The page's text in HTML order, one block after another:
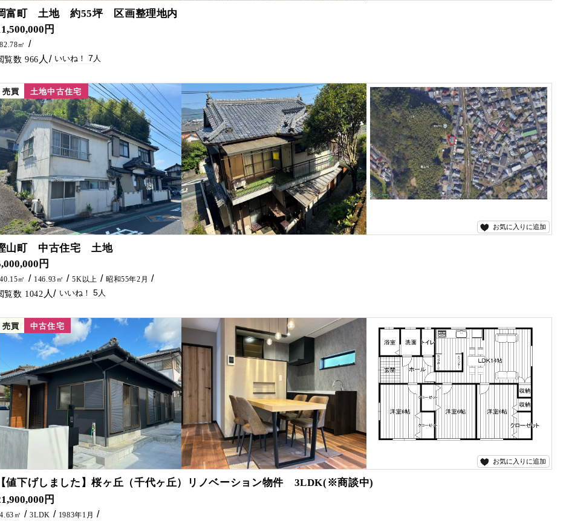
7
富町 土地 約55坪 区画整理地内
円
㎡
966 7
売買 土地中古住宅
お気に入りに追加
5
山町 中古住宅 土地
円
㎡ 146.93㎡ 5K以上 昭和55年2月
1042 5
売買
値下げ 中古住宅
お気に入りに追加
71
【値下げしました】桜ヶ丘（千代ヶ丘）リノベーション物件 3LDK(※商談中)
常時内見可能です。 御納得頂けるまで、何度でも内見可能です。 必要であれば建物の説明を致しますのでご興味あればお問合せを宜しくお願い致します。 ２０２４年10月 耐震診断済です。
円
㎡ 3LDK 1983年1月